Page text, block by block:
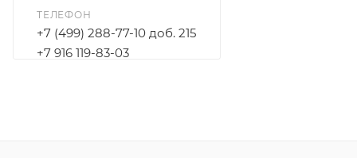
ТЕЛЕФОН
+7 (499) 288-77-10 доб. 215
+7 916 119-83-03